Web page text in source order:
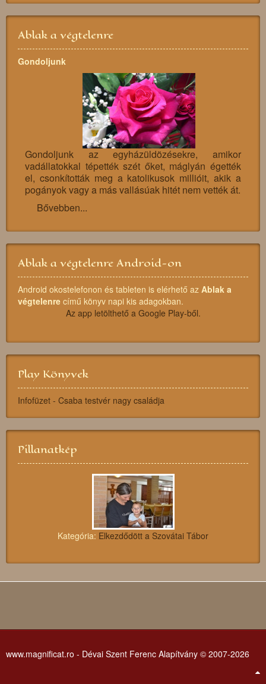
Ablak a végtelenre
Gondoljunk
Gondoljunk az egyházüldözésekre, amikor
vadállatokkal tépették szét őket, máglyán égették
el, csonkították meg a katolikusok millióit, akik a
pogányok vagy a más vallásúak hitét nem vették át.
Bővebben...
Ablak a végtelenre Android-on
Android okostelefonon és tableten is elérhető az Ablak a
végtelenre című könyv napi kis adagokban.
Az app letölthető a Google Play-ből.
Play Könyvek
Infofüzet - Csaba testvér nagy családja
Pillanatkép
Kategória: Elkezdődött a Szovátai Tábor
www.magnificat.ro - Dévai Szent Ferenc Alapítvány © 2007-2026